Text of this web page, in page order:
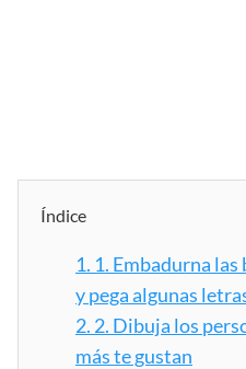
Índice
1. 1. Embadurna
y pega algunas
2. 2. Dibuja los
más te gustan